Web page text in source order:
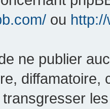
ou
ne publier
diffamatoire,